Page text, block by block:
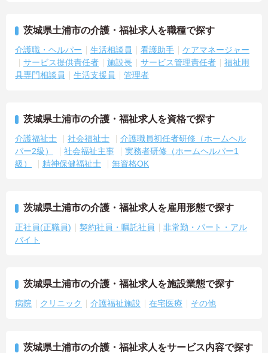
茨城県土浦市の介護・福祉求人を職種で探す
介護職・ヘルパー 生活相談員 看護助手
ケアマネージャー
サービス提供責任者
施設長 サービス管理責任者
福祉用
具専門相談員
生活支援員 管理者
茨城県土浦市の介護・福祉求人を資格で探す
介護福祉士 社会福祉士
介護職員初任者研修（ホームヘル
パー2級）
社会福祉主事
実務者研修（ホームヘルパー1
級）
精神保健福祉士 無資格OK
茨城県土浦市の介護・福祉求人を雇用形態で探す
正社員(正職員) 契約社員・嘱託社員
非常勤・パート・アル
バイト
茨城県土浦市の介護・福祉求人を施設業態で探す
病院 クリニック 介護福祉施設 在宅医療 その他
茨城県土浦市の介護・福祉求人をサービス内容で探す